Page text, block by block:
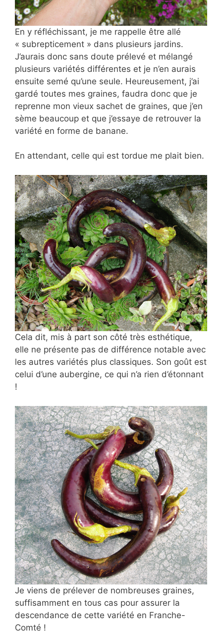
En y réfléchissant, je me rappelle être allé
« subrepticement » dans plusieurs jardins.
J’aurais donc sans doute prélevé et mélangé
plusieurs variétés différentes et je n’en aurais
ensuite semé qu’une seule. Heureusement, j’ai
gardé toutes mes graines, faudra donc que je
reprenne mon vieux sachet de graines, que j’en
sème beaucoup et que j’essaye de retrouver la
variété en forme de banane.
En attendant, celle qui est tordue me plait bien.
Cela dit, mis à part son côté très esthétique,
elle ne présente pas de différence notable avec
les autres variétés plus classiques. Son goût est
celui d’une aubergine, ce qui n’a rien d’étonnant
!
Je viens de prélever de nombreuses graines,
suffisamment en tous cas pour assurer la
descendance de cette variété en Franche-
Comté !